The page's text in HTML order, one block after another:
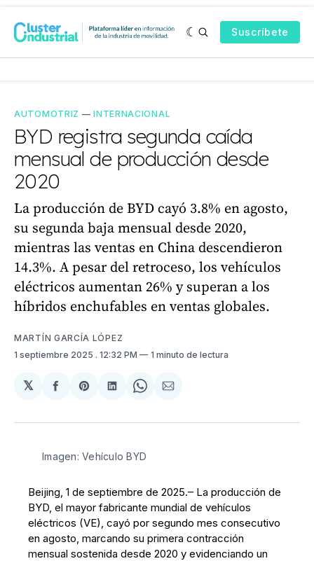
Suscríbete
AUTOMOTRIZ —INTERNACIONAL
BYD registra segunda caída
mensual de producción desde
2020
La producción de BYD cayó 3.8% en agosto,
su segunda baja mensual desde 2020,
mientras las ventas en China descendieron
14.3%. A pesar del retroceso, los vehículos
eléctricos aumentan 26% y superan a los
híbridos enchufables en ventas globales.
MARTÍN GARCÍA LÓPEZ
1 septiembre 2025 . 12:32 PM 1 minuto de lectura
𝕏
Compartir
Facebook
Share
Pinterest
Compartir
LinkedIn
Share
WhatsApp
Compartir
Email
Imagen: Vehículo BYD
Beijing, 1 de septiembre de 2025.– La producción de
BYD, el mayor fabricante mundial de vehículos
eléctricos (VE), cayó por segundo mes consecutivo
en agosto, marcando su primera contracción
mensual sostenida desde 2020 y evidenciando un